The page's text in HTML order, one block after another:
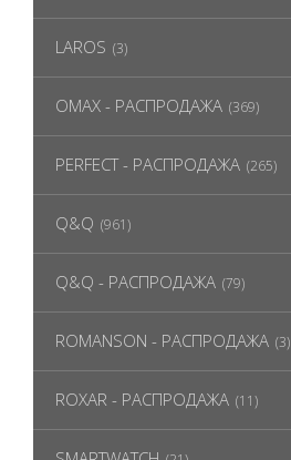
LAROS (3)
OMAX - РАСПРОДАЖА (369)
PERFECT - РАСПРОДАЖА (265)
Q&Q (961)
Q&Q - РАСПРОДАЖА (79)
ROMANSON - РАСПРОДАЖА (3)
ROXAR - РАСПРОДАЖА (11)